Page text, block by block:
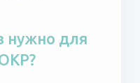
нужно для